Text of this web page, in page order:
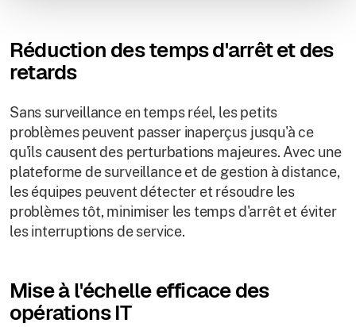
Réduction des temps d'arrêt et des
retards
Sans surveillance en temps réel, les petits
problèmes peuvent passer inaperçus jusqu'à ce
qu'ils causent des perturbations majeures. Avec une
plateforme de surveillance et de gestion à distance,
les équipes peuvent détecter et résoudre les
problèmes tôt, minimiser les temps d'arrêt et éviter
les interruptions de service.
Mise à l'échelle efficace des
opérations IT